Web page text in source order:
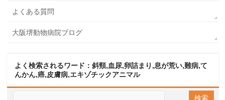
よくある質問
大阪堺動物病院ブログ
よく検索されるワード：斜頸,血尿,卵詰まり,息が荒い,難病,て
んかん,癌,皮膚病,エキゾチックアニマル